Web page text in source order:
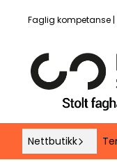
Hopp til innhold
Faglig kompetanse
Nettbutikk